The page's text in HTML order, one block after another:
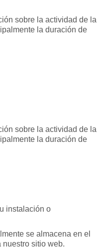
sobre la actividad de la
la duración de
sobre la actividad de la
la duración de
instalación o
se almacena en el
nuestro sitio web.